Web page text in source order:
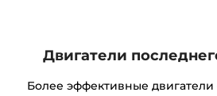
Двигатели
Более эффективные